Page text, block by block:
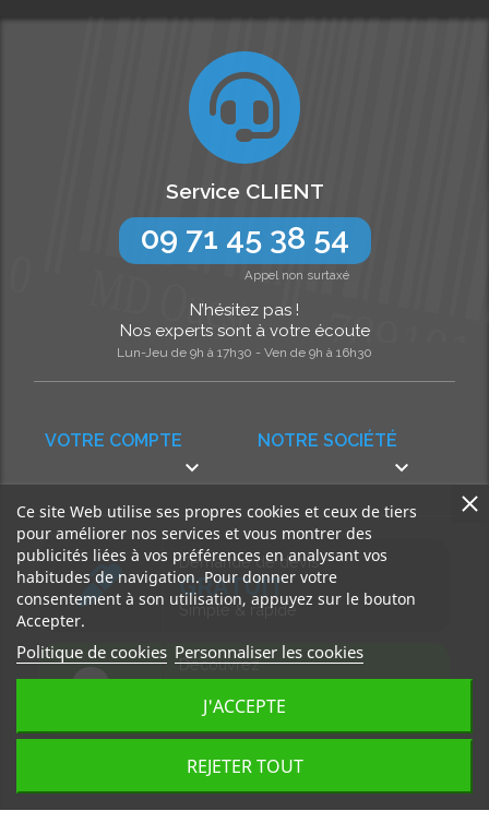
NOTRE SOCIÉTÉ

VOTRE COMPTE

Service CLIENT
09 71 45 38 54
Appel non surtaxé
N’hésitez pas !
Nos experts sont à votre écoute
Lun-Jeu de 9h à 17h30 - Ven de 9h à 16h30
Demande de devis
GRATUIT
Simple & rapide
Découvrez
Accédez à nos articles
Ce site Web utilise ses propres cookies et ceux de tiers
pour améliorer nos services et vous montrer des
publicités liées à vos préférences en analysant vos
habitudes de navigation. Pour donner votre
consentement à son utilisation, appuyez sur le bouton
Accepter.
Politique de cookies Personnaliser les cookies
REJETER TOUT
J'ACCEPTE
Tous droits réservés, MD Ouest © 2026